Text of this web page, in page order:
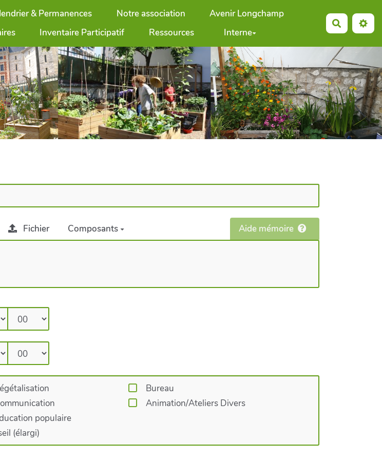
& Permanences Notre association
Avenir Longchamp
Inventaire Participatif Ressources Interne
Fichier Composants Aide mémoire
populaire
(élargi)
Bureau
Animation/Ateliers Divers